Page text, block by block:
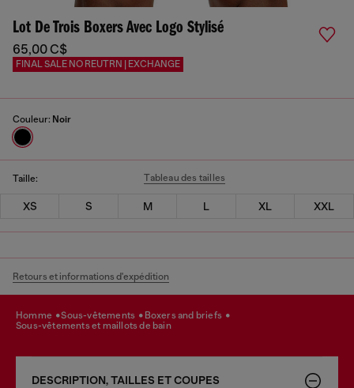
Lot De Trois Boxers Avec Logo Stylisé
65,00 C$
FINAL SALE NO REUTRN | EXCHANGE
Couleur: Noir
Taille: Tableau des tailles
XS S M L XL XXL
Retours et informations d'expédition
homme sous-vêtements
boxers and briefs
sous-vêtements et maillots de bain
DESCRIPTION, TAILLES ET COUPES